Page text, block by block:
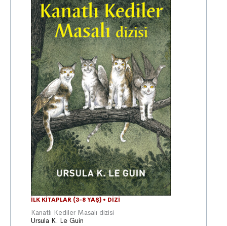
İLK KITAPLAR (3-8 YAŞ) • DIZI
Kanatlı Kediler Masalı dizisi
Ursula K. Le Guin